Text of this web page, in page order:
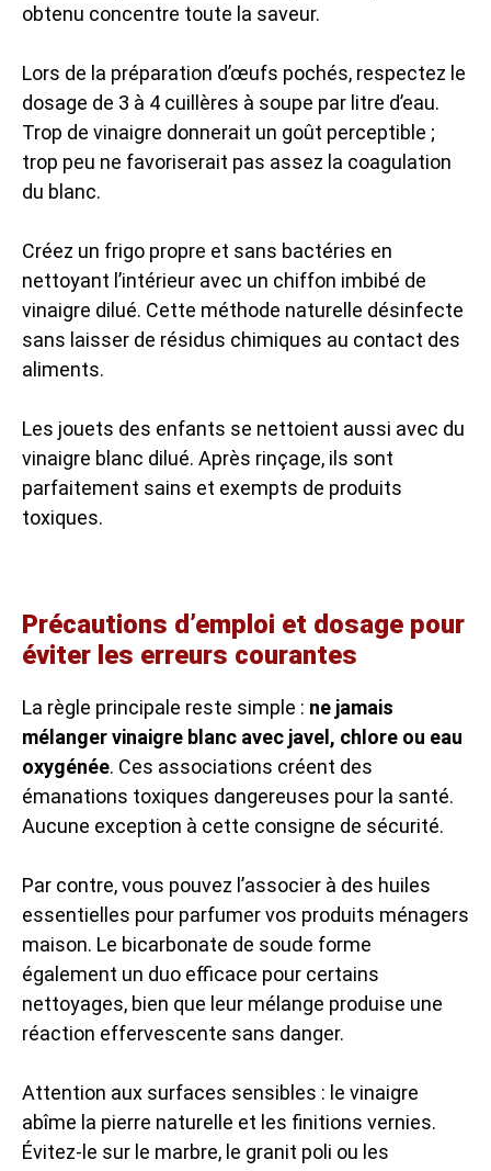
obtenu concentre toute la saveur.
Lors de la préparation d’œufs pochés, respectez le
dosage de 3 à 4 cuillères à soupe par litre d’eau.
Trop de vinaigre donnerait un goût perceptible ;
trop peu ne favoriserait pas assez la coagulation
du blanc.
Créez un frigo propre et sans bactéries en
nettoyant l’intérieur avec un chiffon imbibé de
vinaigre dilué. Cette méthode naturelle désinfecte
sans laisser de résidus chimiques au contact des
aliments.
Les jouets des enfants se nettoient aussi avec du
vinaigre blanc dilué. Après rinçage, ils sont
parfaitement sains et exempts de produits
toxiques.
Précautions d’emploi et dosage pour
éviter les erreurs courantes
La règle principale reste simple : ne jamais
mélanger vinaigre blanc avec javel, chlore ou eau
oxygénée. Ces associations créent des
émanations toxiques dangereuses pour la santé.
Aucune exception à cette consigne de sécurité.
Par contre, vous pouvez l’associer à des huiles
essentielles pour parfumer vos produits ménagers
maison. Le bicarbonate de soude forme
également un duo efficace pour certains
nettoyages, bien que leur mélange produise une
réaction effervescente sans danger.
Attention aux surfaces sensibles : le vinaigre
abîme la pierre naturelle et les finitions vernies.
Évitez-le sur le marbre, le granit poli ou les